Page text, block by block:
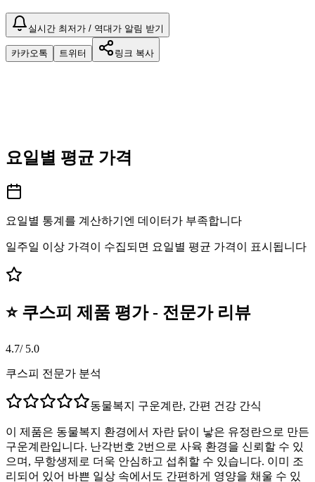
실시간 최저가 / 역대가 알림 받기
카카오톡 트위터 링크 복사
요일별 평균 가격
요일별 통계를 계산하기엔 데이터가 부족합니다
일주일 이상 가격이 수집되면 요일별 평균 가격이 표시됩니다
⭐ 쿠스피 제품 평가 - 전문가 리뷰
4.7/ 5.0
쿠스피 전문가 분석
동물복지 구운계란, 간편 건강 간식
이 제품은 동물복지 환경에서 자란 닭이 낳은 유정란으로 만든
구운계란입니다. 난각번호 2번으로 사육 환경을 신뢰할 수 있
으며, 무항생제로 더욱 안심하고 섭취할 수 있습니다. 이미 조
리되어 있어 바쁜 일상 속에서도 간편하게 영양을 채울 수 있